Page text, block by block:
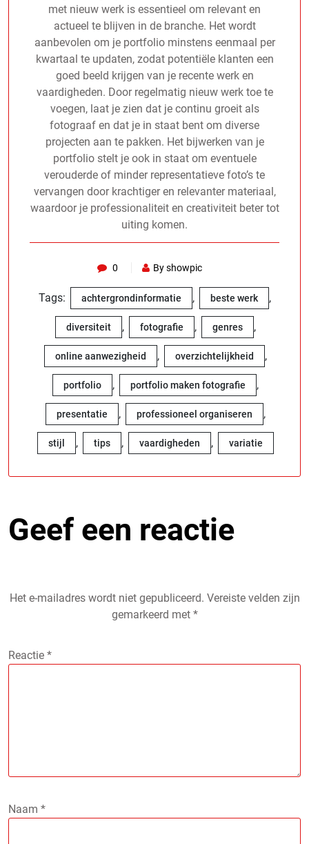
met nieuw werk is essentieel om relevant en
actueel te blijven in de branche. Het wordt
aanbevolen om je portfolio minstens eenmaal per
kwartaal te updaten, zodat potentiële klanten een
goed beeld krijgen van je recente werk en
vaardigheden. Door regelmatig nieuw werk toe te
voegen, laat je zien dat je continu groeit als
fotograaf en dat je in staat bent om diverse
projecten aan te pakken. Het bijwerken van je
portfolio stelt je ook in staat om eventuele
verouderde of minder representatieve foto’s te
vervangen door krachtiger en relevanter materiaal,
waardoor je professionaliteit en creativiteit beter tot
uiting komen.
0 By showpic
Tags: achtergrondinformatie , beste werk ,
diversiteit , fotografie , genres ,
online aanwezigheid , overzichtelijkheid ,
portfolio , portfolio maken fotografie ,
presentatie , professioneel organiseren ,
stijl , tips , vaardigheden , variatie
Geef een reactie
Het e-mailadres wordt niet gepubliceerd. Vereiste velden zijn
gemarkeerd met *
Reactie *
Naam *